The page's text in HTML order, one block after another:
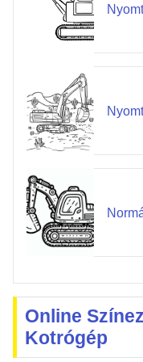
Online
Kotrógép